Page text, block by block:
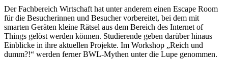
Der Fachbereich Wirtschaft hat unter anderem einen Escape Room
für die Besucherinnen und Besucher vorbereitet, bei dem mit
smarten Geräten kleine Rätsel aus dem Bereich des Internet of
Things gelöst werden können. Studierende geben darüber hinaus
Einblicke in ihre aktuellen Projekte. Im Workshop „Reich und
dumm?!“ werden ferner BWL-Mythen unter die Lupe genommen.